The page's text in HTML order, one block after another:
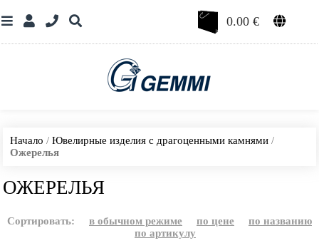
0.00€
Начало /Ювелирные изделия с драгоценными камнями /
Ожерелья
ОЖЕРЕЛЬЯ
Сортировать: в обычном режиме по цене
по названию
по артикулу